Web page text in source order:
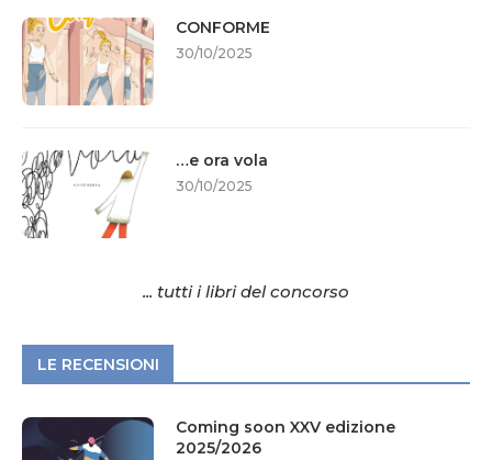
CONFORME
30/10/2025
…e ora vola
30/10/2025
... tutti i libri del concorso
LE RECENSIONI
Coming soon XXV edizione
2025/2026